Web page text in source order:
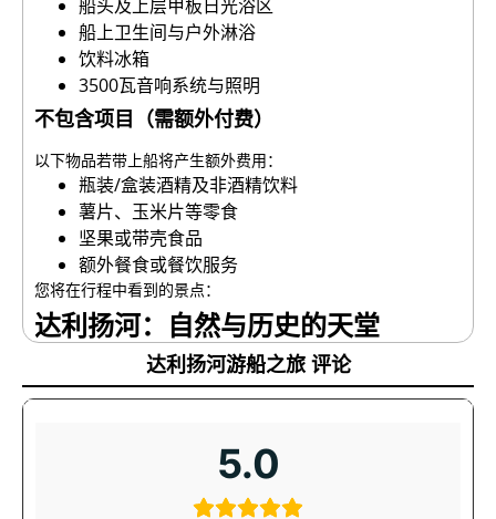
船头及上层甲板日光浴区
船上卫生间与户外淋浴
饮料冰箱
3500瓦音响系统与照明
不包含项目（需额外付费）
以下物品若带上船将产生额外费用：
瓶装/盒装酒精及非酒精饮料
薯片、玉米片等零食
坚果或带壳食品
额外餐食或餐饮服务
您将在行程中看到的景点：
达利扬河：自然与历史的天堂
达利扬河连接科伊杰伊兹湖与地中海。这条长约10公里的河流
以芦苇丛、鸟类多样性和清澈水域闻名。它是土耳其最重要的
伊兹图祖海滩：红海龟之家
达利扬河游船之旅 评论
5.0